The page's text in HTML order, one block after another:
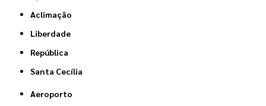
Aclimação
Liberdade
República
Santa Cecília
Aeroporto